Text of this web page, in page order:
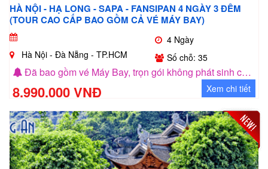
HÀ NỘI - HẠ LONG - SAPA - FANSIPAN 4 NGÀY 3 ĐÊM
(TOUR CAO CẤP BAO GỒM CẢ VÉ MÁY BAY)
4 Ngày
Hà Nội - Đà Nẵng - TP.HCM
Số chỗ: 35
Đã bao gồm vé Máy Bay, trọn gói không phát sinh chi phí trong suốt quáy trình đi tour, có chương trình khuyến mãi cho nhóm khách từ 6 người trở lên.
8.990.000 VNĐ Xem chi tiết